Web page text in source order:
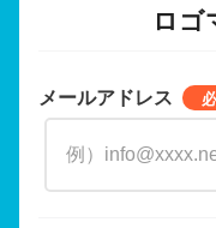
ロゴ
メールアドレス